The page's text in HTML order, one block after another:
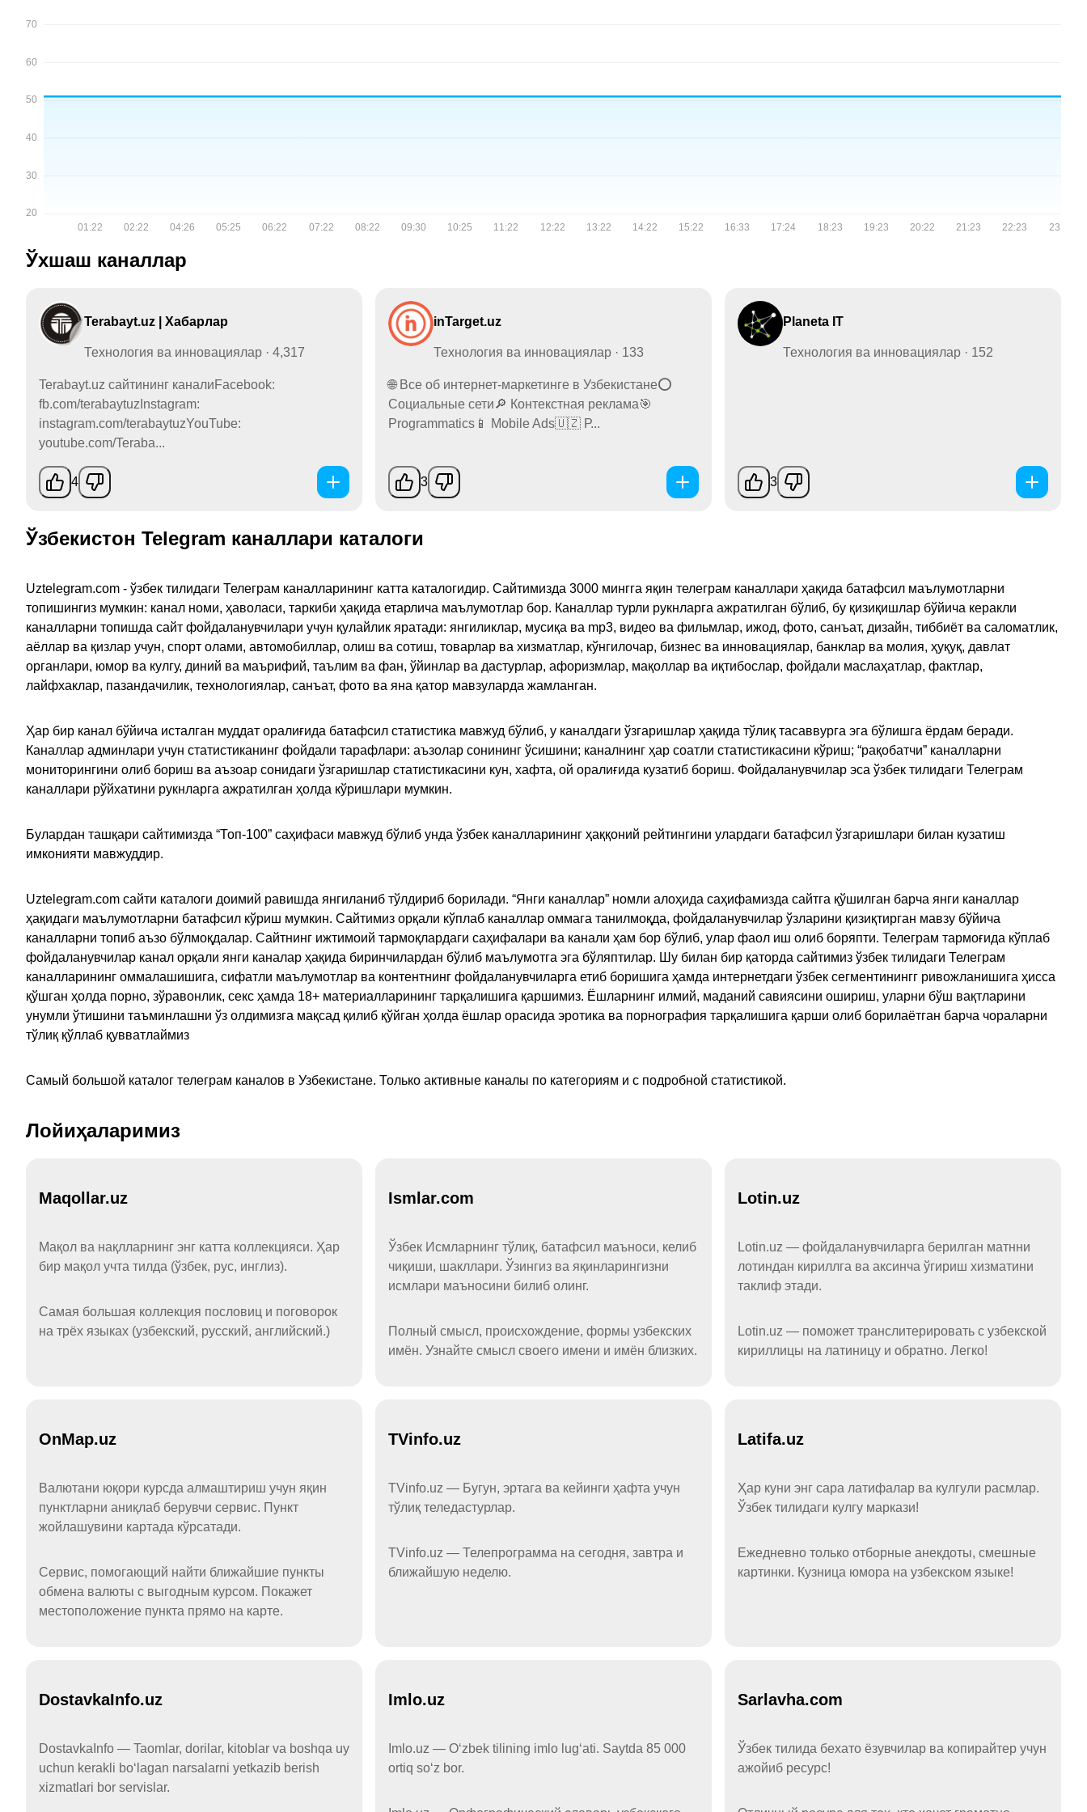
Ўхшаш каналлар
Terabayt.uz | Хабарлар
Технология ва инновациялар · 4,317
Terabayt.uz сайтининг каналиFacebook:
fb.com/terabaytuzInstagram:
instagram.com/terabaytuzYouTube:
youtube.com/Teraba...
4
inTarget.uz
Технология ва инновациялар · 133
🌐 Все об интернет-маркетинге в Узбекистане⭕️
Социальные сети🔎 Контекстная реклама🎯
Programmatics📱 Mobile Ads🇺🇿 Р...
3
Planeta IT
Технология ва инновациялар · 152
3
Ўзбекистон Telegram каналлари каталоги
Uztelegram.com - ўзбек тилидаги Телеграм каналларининг катта каталогидир. Сайтимизда 3000 мингга яқин телеграм каналлари ҳақида батафсил маълумотларни
топишингиз мумкин: канал номи, ҳаволаси, таркиби ҳақида етарлича маълумотлар бор. Каналлар турли рукнларга ажратилган бўлиб, бу қизиқишлар бўйича керакли
каналларни топишда сайт фойдаланувчилари учун қулайлик яратади: янгиликлар, мусиқа ва mp3, видео ва фильмлар, ижод, фото, санъат, дизайн, тиббиёт ва саломатлик,
аёллар ва қизлар учун, спорт олами, автомобиллар, олиш ва сотиш, товарлар ва хизматлар, кўнгилочар, бизнес ва инновациялар, банклар ва молия, ҳуқуқ, давлат
органлари, юмор ва кулгу, диний ва маърифий, таълим ва фан, ўйинлар ва дастурлар, афоризмлар, мақоллар ва иқтибослар, фойдали маслаҳатлар, фактлар,
лайфхаклар, пазандачилик, технологиялар, санъат, фото ва яна қатор мавзуларда жамланган.
Ҳар бир канал бўйича исталган муддат оралиғида батафсил статистика мавжуд бўлиб, у каналдаги ўзгаришлар ҳақида тўлиқ тасаввурга эга бўлишга ёрдам беради.
Каналлар админлари учун статистиканинг фойдали тарафлари: аъзолар сонининг ўсишини; каналнинг ҳар соатли статистикасини кўриш; “рақобатчи” каналларни
мониторингини олиб бориш ва аъзоар сонидаги ўзгаришлар статистикасини кун, хафта, ой оралиғида кузатиб бориш. Фойдаланувчилар эса ўзбек тилидаги Телеграм
каналлари рўйхатини рукнларга ажратилган ҳолда кўришлари мумкин.
Булардан ташқари сайтимизда “Топ-100” саҳифаси мавжуд бўлиб унда ўзбек каналларининг ҳаққоний рейтингини улардаги батафсил ўзгаришлари билан кузатиш
имконияти мавжуддир.
Uztelegram.com сайти каталоги доимий равишда янгиланиб тўлдириб борилади. “Янги каналлар” номли алоҳида саҳифамизда сайтга қўшилган барча янги каналлар
ҳақидаги маълумотларни батафсил кўриш мумкин. Сайтимиз орқали кўплаб каналлар оммага танилмоқда, фойдаланувчилар ўзларини қизиқтирган мавзу бўйича
каналларни топиб аъзо бўлмоқдалар. Сайтнинг ижтимоий тармоқлардаги саҳифалари ва канали ҳам бор бўлиб, улар фаол иш олиб боряпти. Телеграм тармоғида кўплаб
фойдаланувчилар канал орқали янги каналар ҳақида биринчилардан бўлиб маълумотга эга бўляптилар. Шу билан бир қаторда сайтимиз ўзбек тилидаги Телеграм
каналларининг оммалашишига, сифатли маълумотлар ва контентнинг фойдаланувчиларга етиб боришига ҳамда интернетдаги ўзбек сегментинингг ривожланишига ҳисса
қўшган ҳолда порно, зўравонлик, секс ҳамда 18+ материалларининг тарқалишига қаршимиз. Ёшларнинг илмий, маданий савиясини ошириш, уларни бўш вақтларини
унумли ўтишини таъминлашни ўз олдимизга мақсад қилиб қўйган ҳолда ёшлар орасида эротика ва порнография тарқалишига қарши олиб борилаётган барча чораларни
тўлиқ қўллаб қувватлаймиз
Самый большой каталог телеграм каналов в Узбекистане. Только активные каналы по категориям и с подробной статистикой.
Лойиҳаларимиз
Maqollar.uz
Мақол ва нақлларнинг энг катта коллекцияси. Ҳар
бир мақол учта тилда (ўзбек, рус, инглиз).
Самая большая коллекция пословиц и поговорок
на трёх языках (узбекский, русский, английский.)
Ismlar.com
Ўзбек Исмларнинг тўлиқ, батафсил маъноси, келиб
чиқиши, шакллари. Ўзингиз ва яқинларингизни
исмлари маъносини билиб олинг.
Полный смысл, происхождение, формы узбекских
имён. Узнайте смысл своего имени и имён близких.
Lotin.uz
Lotin.uz — фойдаланувчиларга берилган матнни
лотиндан кириллга ва аксинча ўгириш хизматини
таклиф этади.
Lotin.uz — поможет транслитерировать с узбекской
кириллицы на латиницу и обратно. Легко!
OnMap.uz
Валютани юқори курсда алмаштириш учун яқин
пунктларни аниқлаб берувчи сервис. Пункт
жойлашувини картада кўрсатади.
Сервис, помогающий найти ближайшие пункты
обмена валюты с выгодным курсом. Покажет
местоположение пункта прямо на карте.
TVinfo.uz
TVinfo.uz — Бугун, эртага ва кейинги ҳафта учун
тўлиқ теледастурлар.
TVinfo.uz — Телепрограмма на сегодня, завтра и
ближайшую неделю.
Latifa.uz
Ҳар куни энг сара латифалар ва кулгули расмлар.
Ўзбек тилидаги кулгу маркази!
Ежедневно только отборные анекдоты, смешные
картинки. Кузница юмора на узбекском языке!
DostavkaInfo.uz
DostavkaInfo — Taomlar, dorilar, kitoblar va boshqa uy
uchun kerakli boʻlagan narsalarni yetkazib berish
xizmatlari bor servislar.
Imlo.uz
Imlo.uz — Oʻzbek tilining imlo lugʻati. Saytda 85 000
ortiq soʻz bor.
Sarlavha.com
Ўзбек тилида бехато ёзувчилар ва копирайтер учун
ажойиб ресурс!